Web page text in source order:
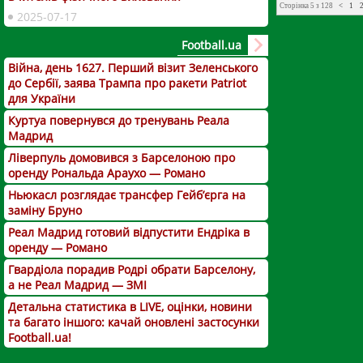
Сторінка 5 з 128 < 1 2
2025-07-17
Football.ua
Війна, день 1627. Перший візит Зеленського
до Сербії, заява Трампа про ракети Patriot
для України
Куртуа повернувся до тренувань Реала
Мадрид
Ліверпуль домовився з Барселоною про
оренду Рональда Араухо — Романо
Ньюкасл розглядає трансфер Гейб’єрга на
заміну Бруно
Реал Мадрид готовий відпустити Ендріка в
оренду — Романо
Гвардіола порадив Родрі обрати Барселону,
а не Реал Мадрид — ЗМІ
Детальна статистика в LIVE, оцінки, новини
та багато іншого: качай оновлені застосунки
Football.ua!